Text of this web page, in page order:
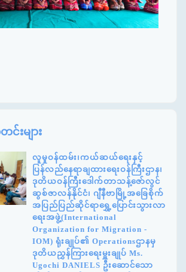
းများ
လူမှုဝန်ထမ်း၊ကယ်ဆယ်ရေးနှင့်
ပြန်လည်နေရာချထားရေးဝန်ကြီးဌာန၊
ဒုတိယဝန်ကြီးဒေါက်တာသန့်ဇော်လွင်
ဆွစ်ဇာလန်နိုင်ငံ၊ ဂျီနီဗာမြို့အခြေစိုက်
အပြည်ပြည်ဆိုင်ရာရွှေ့ပြောင်းသွားလာ
ရေးအဖွဲ့(International
Organization for Migration -
IOM) ရုံးချုပ်၏ Operationsဌာနမှ
ဒုတိယညွှန်ကြားရေးမှူးချုပ် Ms.
Ugochi DANIELS ဦးဆောင်သော